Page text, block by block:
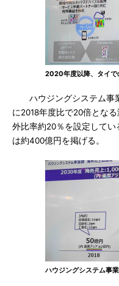
2020年度以降、タイで
ハウジングシステム事
に2018年度比で20倍とな
外比率約20％を設定して
は約400億円を掲げる。
ハウジングシステム事